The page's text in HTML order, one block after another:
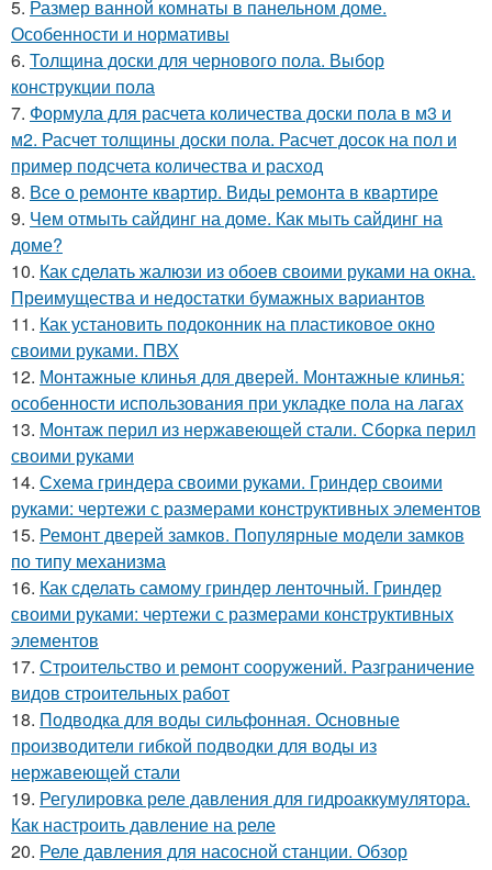
5. Размер ванной комнаты в панельном доме.
Особенности и нормативы
6. Толщина доски для чернового пола. Выбор
конструкции пола
7. Формула для расчета количества доски пола в м3 и
м2. Расчет толщины доски пола. Расчет досок на пол и
пример подсчета количества и расход
8. Все о ремонте квартир. Виды ремонта в квартире
9. Чем отмыть сайдинг на доме. Как мыть сайдинг на
доме?
10. Как сделать жалюзи из обоев своими руками на окна.
Преимущества и недостатки бумажных вариантов
11. Как установить подоконник на пластиковое окно
своими руками. ПВХ
12. Монтажные клинья для дверей. Монтажные клинья:
особенности использования при укладке пола на лагах
13. Монтаж перил из нержавеющей стали. Сборка перил
своими руками
14. Схема гриндера своими руками. Гриндер своими
руками: чертежи с размерами конструктивных элементов
15. Ремонт дверей замков. Популярные модели замков
по типу механизма
16. Как сделать самому гриндер ленточный. Гриндер
своими руками: чертежи с размерами конструктивных
элементов
17. Строительство и ремонт сооружений. Разграничение
видов строительных работ
18. Подводка для воды сильфонная. Основные
производители гибкой подводки для воды из
нержавеющей стали
19. Регулировка реле давления для гидроаккумулятора.
Как настроить давление на реле
20. Реле давления для насосной станции. Обзор